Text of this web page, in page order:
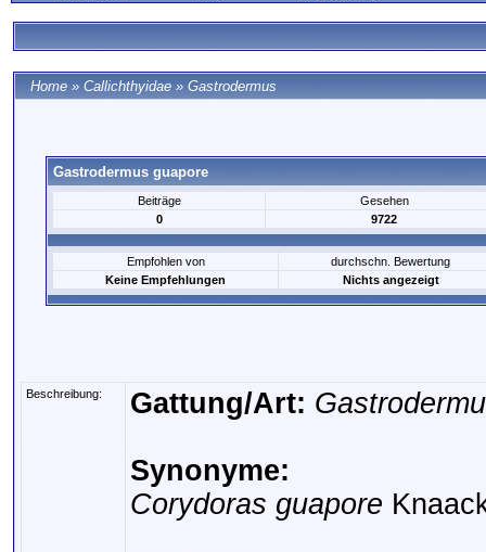
Home » Callichthyidae » Gastrodermus
Gastrodermus guapore
Beiträge
Gesehen
0
9722
Empfohlen von
durchschn. Bewertung
Keine Empfehlungen
Nichts angezeigt
Beschreibung: Gattung/Art:
Synonyme:
Corydoras guapore